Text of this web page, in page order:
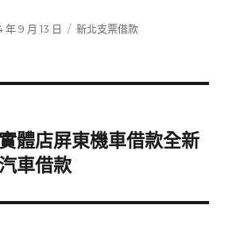
年 9 月 13 日
分
新北支票借款
體店屏東機車借款全新
車借款